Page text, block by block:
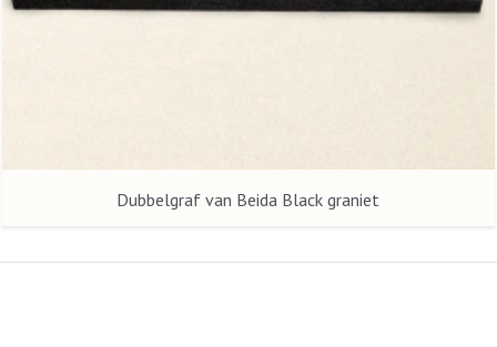
Dubbelgraf van Beida Black graniet